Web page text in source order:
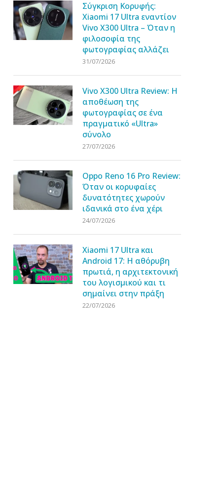
Σύγκριση Κορυφής:
Xiaomi 17 Ultra εναντίον
Vivo X300 Ultra – Όταν η
φιλοσοφία της
φωτογραφίας αλλάζει
31/07/2026
Vivo X300 Ultra Review: Η
αποθέωση της
φωτογραφίας σε ένα
πραγματικό «Ultra»
σύνολο
27/07/2026
Oppo Reno 16 Pro Review:
Όταν οι κορυφαίες
δυνατότητες χωρούν
ιδανικά στο ένα χέρι
24/07/2026
Xiaomi 17 Ultra και
Android 17: Η αθόρυβη
πρωτιά, η αρχιτεκτονική
του λογισμικού και τι
σημαίνει στην πράξη
22/07/2026